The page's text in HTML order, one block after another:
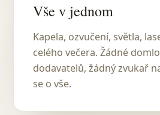
Vše v jednom
Kapela, ozvučení, světla,
celého večera. Žádné
dodavatelů, žádný zvukař
se o vše.